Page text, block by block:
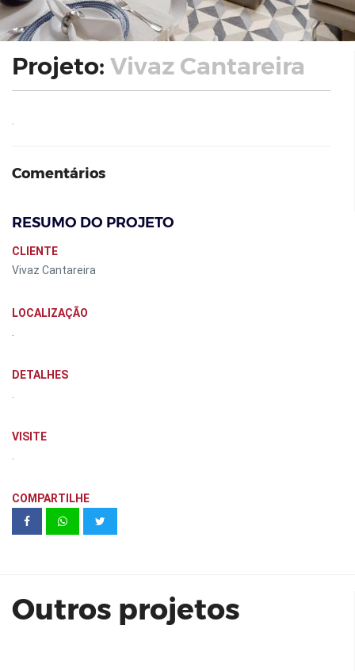
Projeto: Vivaz Cantareira
Comentários
RESUMO DO PROJETO
CLIENTE
Vivaz Cantareira
LOCALIZAÇÃO
DETALHES
VISITE
COMPARTILHE
Outros projetos
Celebra Condomínio Parque | Faal